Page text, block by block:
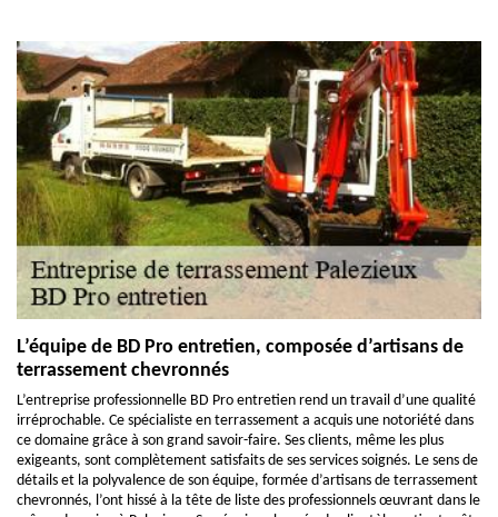
L’équipe de BD Pro entretien, composée d’artisans de
terrassement chevronnés
L’entreprise professionnelle BD Pro entretien rend un travail d’une qualité
irréprochable. Ce spécialiste en terrassement a acquis une notoriété dans
ce domaine grâce à son grand savoir-faire. Ses clients, même les plus
exigeants, sont complètement satisfaits de ses services soignés. Le sens de
détails et la polyvalence de son équipe, formée d’artisans de terrassement
chevronnés, l’ont hissé à la tête de liste des professionnels œuvrant dans le